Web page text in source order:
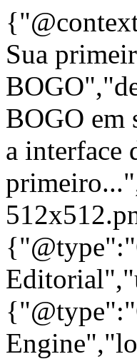
Sua
BOGO em
a interface